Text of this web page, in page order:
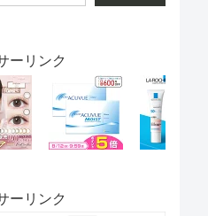
ーリンク
ーリンク